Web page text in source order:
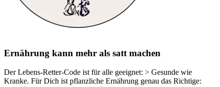
Ernährung kann mehr als satt machen
Der Lebens-Retter-Code ist für alle geeignet: > Gesunde wie
Kranke. Für Dich ist pflanzliche Ernährung genau das Richtige: